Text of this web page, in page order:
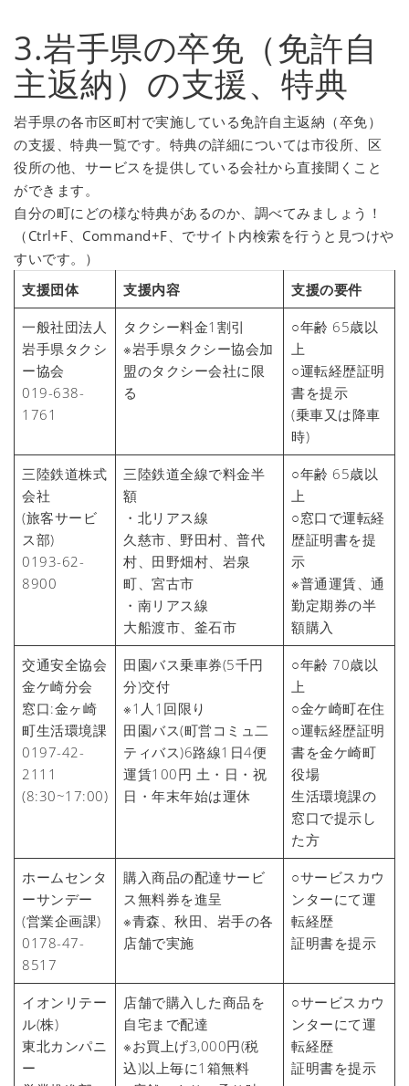
3.岩手県の卒免（免許自
主返納）の支援、特典
岩手県の各市区町村で実施している免許自主返納（卒免）
の支援、特典一覧です。特典の詳細については市役所、区
役所の他、サービスを提供している会社から直接聞くこと
ができます。
自分の町にどの様な特典があるのか、調べてみましょう！
（Ctrl+F、Command+F、でサイト内検索を行うと見つけや
すいです。）
支援団体
支援内容 支援の要件
一般社団法人
岩手県タクシ
ー協会
019-638-
1761
タクシー料金1割引
※岩手県タクシー協会加
盟のタクシー会社に限
る
○年齢 65歳以
上
○運転経歴証明
書を提示
(乗車又は降車
時)
三陸鉄道株式
会社
(旅客サービ
ス部)
0193-62-
8900
三陸鉄道全線で料金半
額
・北リアス線
久慈市、野田村、普代
村、田野畑村、岩泉
町、宮古市
・南リアス線
大船渡市、釜石市
○年齢 65歳以
上
○窓口で運転経
歴証明書を提
示
※普通運賃、通
勤定期券の半
額購入
交通安全協会
金ケ崎分会
窓口:金ヶ崎
町生活環境課
0197-42-
2111
(8:30~17:00)
田園バス乗車券(5千円
分)交付
※1人1回限り
田園バス(町営コミュ二
ティバス)6路線1日4便
運賃100円 土・日・祝
日・年末年始は運休
○年齢 70歳以
上
○金ケ崎町在住
○運転経歴証明
書を金ケ崎町
役場
生活環境課の
窓口で提示し
た方
ホームセンタ
ーサンデー
(営業企画課)
0178-47-
8517
購入商品の配達サービ
ス無料券を進呈
※青森、秋田、岩手の各
店舗で実施
○サービスカウ
ンターにて運
転経歴
証明書を提示
イオンリテー
ル(株)
東北カンパニ
ー
店舗で購入した商品を
自宅まで配達
※お買上げ3,000円(税
込)以上毎に1箱無料
○サービスカウ
ンターにて運
転経歴
証明書を提示